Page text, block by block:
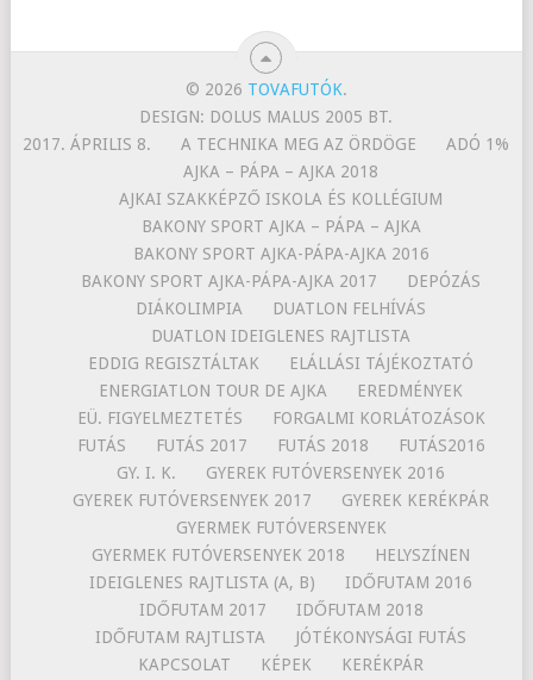
© 2026 TOVAFUTÓK.
DESIGN: DOLUS MALUS 2005 BT.
2017. ÁPRILIS 8.
A TECHNIKA MEG AZ ÖRDÖGE
ADÓ 1%
AJKA – PÁPA – AJKA 2018
AJKAI SZAKKÉPZŐ ISKOLA ÉS KOLLÉGIUM
BAKONY SPORT AJKA – PÁPA – AJKA
BAKONY SPORT AJKA-PÁPA-AJKA 2016
BAKONY SPORT AJKA-PÁPA-AJKA 2017
DEPÓZÁS
DIÁKOLIMPIA
DUATLON FELHÍVÁS
DUATLON IDEIGLENES RAJTLISTA
EDDIG REGISZTÁLTAK
ELÁLLÁSI TÁJÉKOZTATÓ
ENERGIATLON TOUR DE AJKA
EREDMÉNYEK
EÜ. FIGYELMEZTETÉS
FORGALMI KORLÁTOZÁSOK
FUTÁS
FUTÁS 2017 FUTÁS 2018
FUTÁS2016
GY. I. K.
GYEREK FUTÓVERSENYEK 2016
GYEREK FUTÓVERSENYEK 2017
GYEREK KERÉKPÁR
GYERMEK FUTÓVERSENYEK
GYERMEK FUTÓVERSENYEK 2018
HELYSZÍNEN
IDEIGLENES RAJTLISTA (A, B)
IDŐFUTAM 2016
IDŐFUTAM 2017
IDŐFUTAM 2018
IDŐFUTAM RAJTLISTA
JÓTÉKONYSÁGI FUTÁS
KAPCSOLAT
KÉPEK
KERÉKPÁR